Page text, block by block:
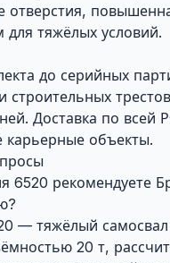
отверстия,
для тяжёлых условий.
до серийных
строительных
Доставка по всей
карьерные объекты.
6520 рекомендуете
— тяжёлый
20 т,